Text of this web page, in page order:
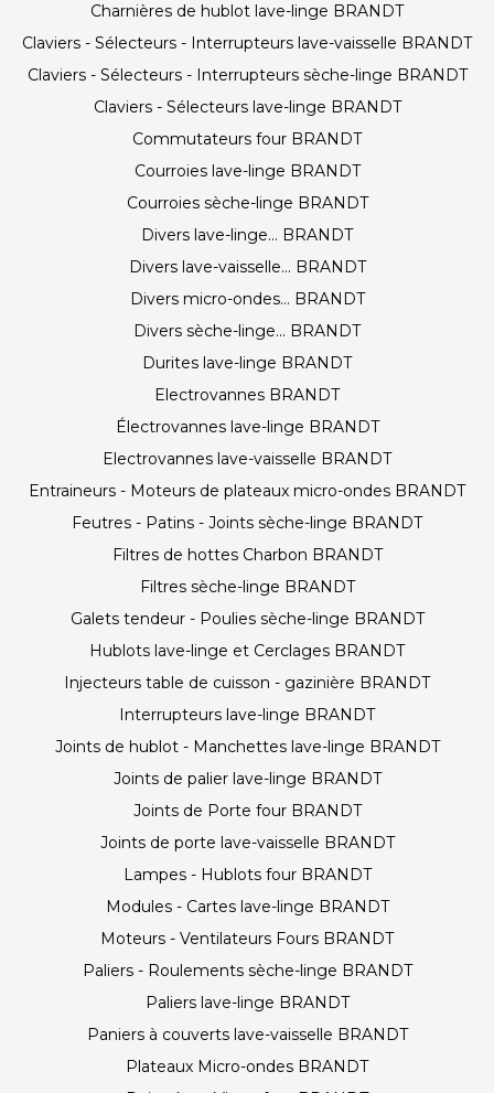
Charnières de hublot lave-linge BRANDT
Claviers - Sélecteurs - Interrupteurs lave-vaisselle BRANDT
Claviers - Sélecteurs - Interrupteurs sèche-linge BRANDT
Claviers - Sélecteurs lave-linge BRANDT
Commutateurs four BRANDT
Courroies lave-linge BRANDT
Courroies sèche-linge BRANDT
Divers lave-linge... BRANDT
Divers lave-vaisselle... BRANDT
Divers micro-ondes... BRANDT
Divers sèche-linge... BRANDT
Durites lave-linge BRANDT
Electrovannes BRANDT
Électrovannes lave-linge BRANDT
Electrovannes lave-vaisselle BRANDT
Entraineurs - Moteurs de plateaux micro-ondes BRANDT
Feutres - Patins - Joints sèche-linge BRANDT
Filtres de hottes Charbon BRANDT
Filtres sèche-linge BRANDT
Galets tendeur - Poulies sèche-linge BRANDT
Hublots lave-linge et Cerclages BRANDT
Injecteurs table de cuisson - gazinière BRANDT
Interrupteurs lave-linge BRANDT
Joints de hublot - Manchettes lave-linge BRANDT
Joints de palier lave-linge BRANDT
Joints de Porte four BRANDT
Joints de porte lave-vaisselle BRANDT
Lampes - Hublots four BRANDT
Modules - Cartes lave-linge BRANDT
Moteurs - Ventilateurs Fours BRANDT
Paliers - Roulements sèche-linge BRANDT
Paliers lave-linge BRANDT
Paniers à couverts lave-vaisselle BRANDT
Plateaux Micro-ondes BRANDT